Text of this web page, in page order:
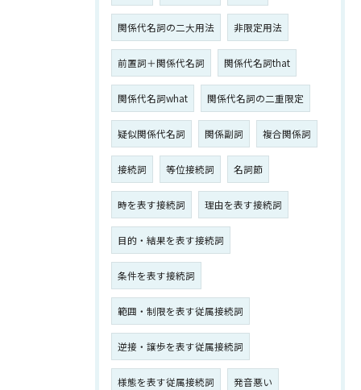
関係代名詞の二大用法 非限定用法
前置詞＋関係代名詞 関係代名詞that
関係代名詞what 関係代名詞の二重限定
疑似関係代名詞 関係副詞 複合関係詞
接続詞 等位接続詞 名詞節
時を表す接続詞 理由を表す接続詞
目的・結果を表す接続詞
条件を表す接続詞
範囲・制限を表す従属接続詞
逆接・譲歩を表す従属接続詞
様態を表す従属接続詞 発音悪い